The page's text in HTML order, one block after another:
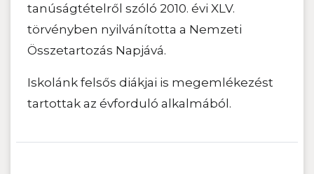
tanúságtételről szóló 2010. évi XLV.
törvényben nyilvánította a Nemzeti
Összetartozás Napjává.
Iskolánk felsős diákjai is megemlékezést
tartottak az évforduló alkalmából.